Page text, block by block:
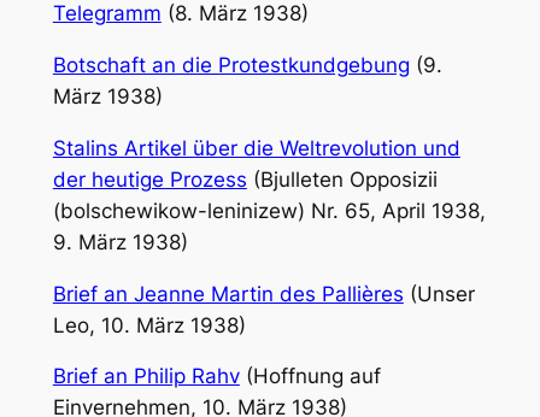
Telegramm (8. März 1938)
Botschaft an die Protestkundgebung (9.
März 1938)
Stalins Artikel über die Weltrevolution und
der heutige Prozess (Bjulleten Opposizii
(bolschewikow-leninizew) Nr. 65, April 1938,
9. März 1938)
Brief an Jeanne Martin des Pallières (Unser
Leo, 10. März 1938)
Brief an Philip Rahv(Hoffnung auf
Einvernehmen, 10. März 1938)